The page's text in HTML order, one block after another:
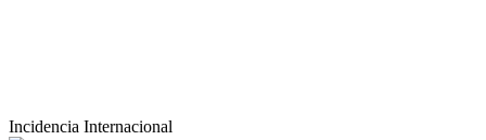
Incidencia Internacional